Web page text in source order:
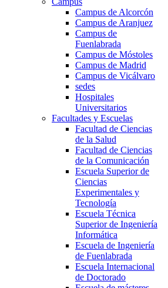
Campus de Alcorcón
Campus de Aranjuez
Campus de
Fuenlabrada
Campus de Móstoles
Campus de Madrid
Campus de Vicálvaro
sedes
Hospitales
Universitarios
Facultades y Escuelas
Facultad de Ciencias
de la Salud
Facultad de Ciencias
de la Comunicación
Escuela Superior de
Ciencias
Experimentales y
Tecnología
Escuela Técnica
Superior de Ingeniería
Informática
Escuela de Ingeniería
de Fuenlabrada
Escuela Internacional
de Doctorado